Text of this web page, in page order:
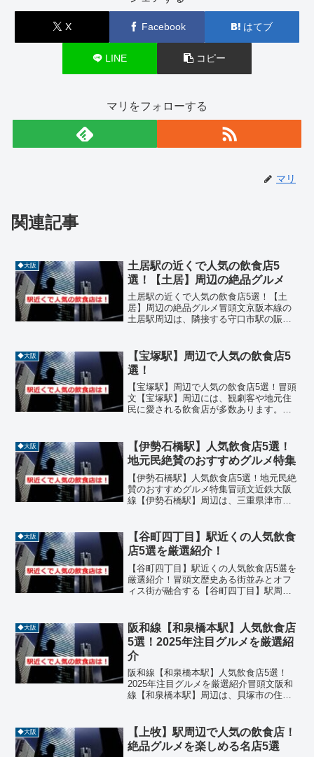
X Facebook はてブ
LINE コピー
マリをフォローする
マリ
関連記事
◆大阪
土居駅の近くで人気の飲食店5
選！【土居】周辺の絶品グルメ
土居駅の近くで人気の飲食店5選！【土
居】周辺の絶品グルメ冒頭文京阪本線の
土居駅周辺は、隣接する守口市駅の賑わ
街が広がるエリアです。商店街のアーケ
ードを歩けば、地元の人々...
◆大阪
【宝塚駅】周辺で人気の飲食店5
選！
【宝塚駅】周辺で人気の飲食店5選！冒頭
文【宝塚駅】周辺には、観劇客や地元住
民に愛される飲食店が多数あります。フ
やディナーにぴったりの名店が揃ってい
ます。今回はJR宝塚線...
◆大阪
【伊勢石橋駅】人気飲食店5選！
地元民絶賛のおすすめグルメ特集
【伊勢石橋駅】人気飲食店5選！地元民絶
賛のおすすめグルメ特集冒頭文近鉄大阪
線【伊勢石橋駅】周辺は、三重県津市の
には、鳥焼肉、ラーメン、洋食、カフ
ェ、創作料理などジャンル...
◆大阪
【谷町四丁目】駅近くの人気飲食
店5選を厳選紹介！
【谷町四丁目】駅近くの人気飲食店5選を
厳選紹介！冒頭文歴史ある街並みとオフ
ィス街が融合する【谷町四丁目】駅周辺
などの観光地にも近く、ランチやディナ
ーにぴったりの飲食店が...
◆大阪
阪和線【和泉橋本駅】人気飲食店
5選！2025年注目グルメを厳選紹
介
阪和線【和泉橋本駅】人気飲食店5選！
2025年注目グルメを厳選紹介冒頭文阪和
線【和泉橋本駅】周辺は、貝塚市の住宅
リアです。寿司、そば、焼き鳥、回転寿
司、和食などジャンル...
◆大阪
【上牧】駅周辺で人気の飲食店！
絶品グルメを楽しめる名店5選